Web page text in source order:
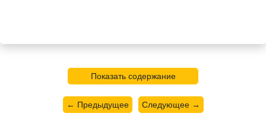
Показать содержание
← Предыдущее Следующее →